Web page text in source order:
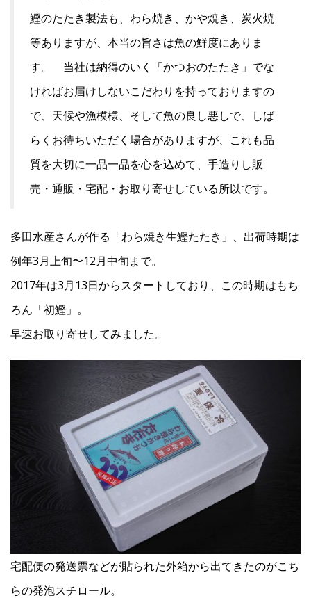
鰹のたたき製法も、わら焼き、かや焼き、炭火焼
等ありますが、本当の旨さは魚の鮮度にありま
す。 当社は納得のいく「かつおのたたき」でな
ければお届けしないこだわりを持っておりますの
で、天候や漁模様、そして魚の良し悪しで、しば
らくお待ちいただく場合がありますが、これも品
質を大切に一品一品を心を込めて、手造りし販
売・通販・宅配・お取り寄せしている所以です。
多田水産さんが作る「わら焼き生鰹たたき」、出荷時期は
例年3月上旬〜12月中旬まで。
2017年は3月13日からスタートしており、この時期はもち
ろん「初鰹」。
早速お取り寄せしてみました。
宅配便の発送票などが貼られた外箱から出てきたのがこち
らの発泡スチロール。